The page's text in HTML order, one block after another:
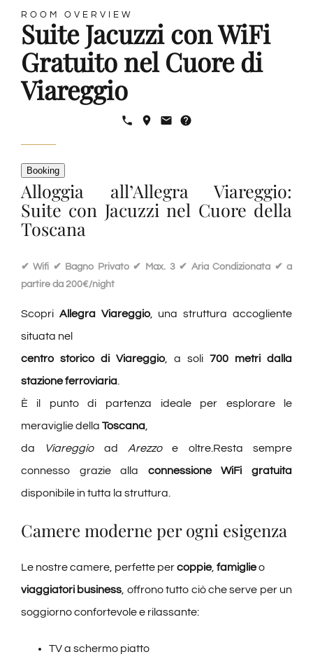
Degustazioni
Servizi
Blog
Contatti
ROOM OVERVIEW
Suite Jacuzzi con WiFi
Gratuito nel Cuore di
Viareggio
Booking
Alloggia all’Allegra Viareggio:
Suite con Jacuzzi nel Cuore della
Toscana
✔ Wifi ✔ Bagno Privato ✔ Max. 3 ✔ Aria Condizionata ✔ a
partire da 200€/night
Scopri Allegra Viareggio, una struttura accogliente
situata nel
centro storico di Viareggio, a soli700 metri dalla
stazione ferroviaria.
È il punto di partenza ideale per esplorare le
meraviglie della Toscana,
da
Viareggioad Arezzoe oltre.Resta sempre
connesso grazie alla connessione WiFi gratuita
disponibile in tutta la struttura.
Camere moderne per ogni esigenza
Le nostre camere, perfette percoppie, famiglieo
viaggiatori business , offrono tutto ciò che serve per un
soggiorno confortevole e rilassante:
TV a schermo piatto